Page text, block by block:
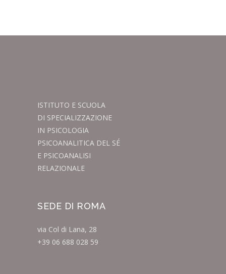
ISTITUTO E SCUOLA
DI SPECIALIZZAZIONE
IN PSICOLOGIA
PSICOANALITICA DEL SÉ
E PSICOANALISI
RELAZIONALE
SEDE DI ROMA
via Col di Lana, 28
+39 06 688 028 59